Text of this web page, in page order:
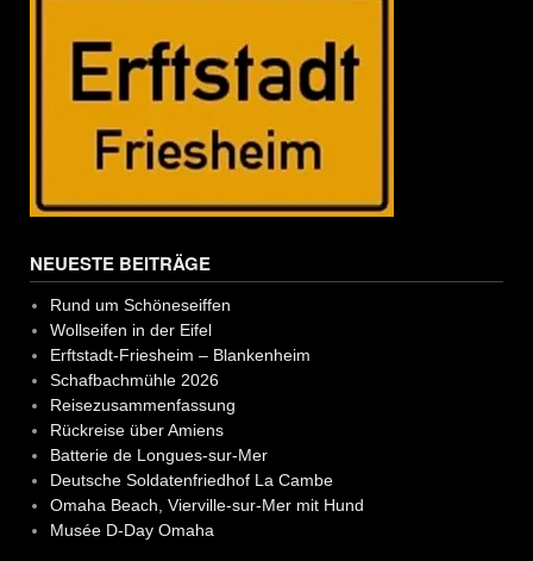
NEUESTE BEITRÄGE
Rund um Schöneseiffen
Wollseifen in der Eifel
Erftstadt-Friesheim – Blankenheim
Schafbachmühle 2026
Reisezusammenfassung
Rückreise über Amiens
Batterie de Longues-sur-Mer
Deutsche Soldatenfriedhof La Cambe
Omaha Beach, Vierville-sur-Mer mit Hund
Musée D-Day Omaha